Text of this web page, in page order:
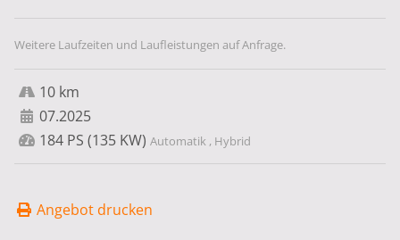
Weitere Laufzeiten und Laufleistungen auf Anfrage.
10 km
07.2025
184 PS (135 KW) Automatik , Hybrid
Angebot drucken